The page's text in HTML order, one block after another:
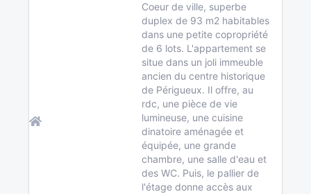
Coeur de ville, superbe
duplex de 93 m2 habitables
dans une petite copropriété
de 6 lots. L'appartement se
situe dans un joli immeuble
ancien du centre historique
de Périgueux. Il offre, au
rdc, une pièce de vie
lumineuse, une cuisine
dinatoire aménagée et
équipée, une grande
chambre, une salle d'eau et
des WC. Puis, le pallier de
l'étage donne accès aux